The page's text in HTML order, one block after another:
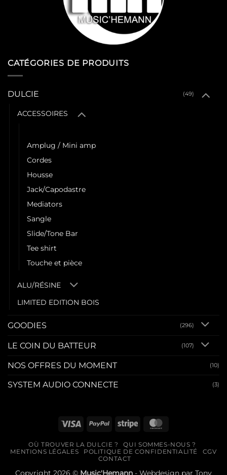
CATÉGORIES DE PRODUITS
DULCIE (49)
ACCESSOIRES
Amplug / Mini amp
Cordes
Housse
Jack/Capodastre
Mediators
Sangle
Slide/Tone Bar
Tee shirt
Touche et pièce
ALU/RÉSINE
LIMITED EDITION BOIS
GOODIES (296)
LE COIN DU BATTEUR (107)
NOS OFFRES DU MOMENT (10)
SYSTEM AUDIO CONNECTE (3)
Visa PayPal Stripe
OÙ TROUVER LA DULCIE ?
QUI SOMMES-NOUS ?
MENTIONS LÉGALES
POLITIQUE DE CONFIDENTIALITÉ
CGV
CONTACT
Copyright 2026 © Music'Hemann - Webdesign par Tony